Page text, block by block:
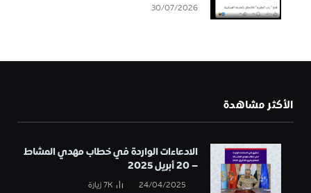
30/07/2026
الأكثر مشاهدة
الادعاءات الواردة في خطاب مهدي المشاط
– 20 أبريل 2025
24/04/2025
7Kزيارة